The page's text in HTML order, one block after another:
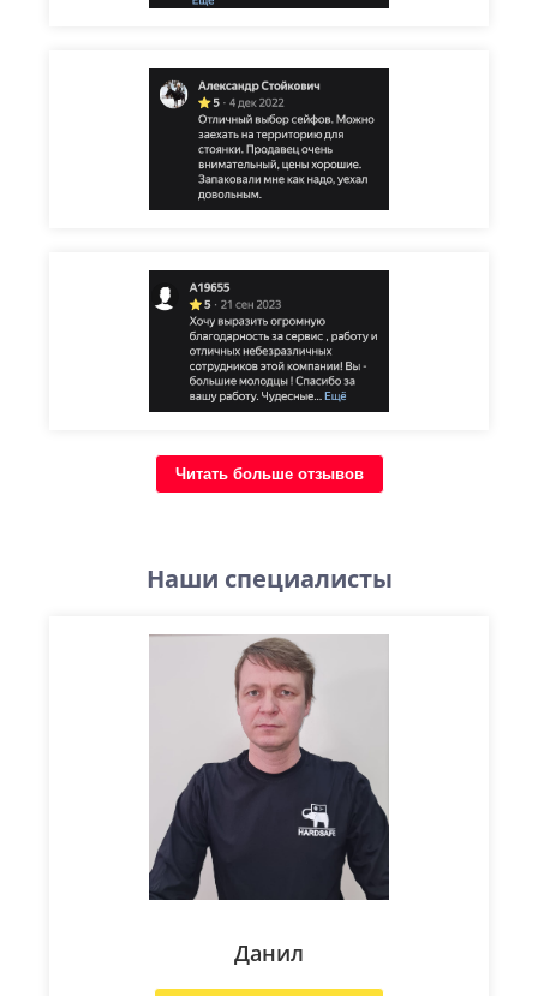
Читать больше отзывов
Наши специалисты
Данил